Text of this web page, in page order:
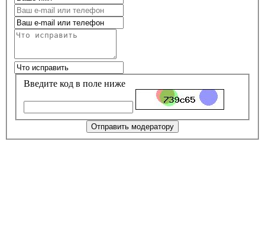
Введите код в поле ниже
Отправить модератору